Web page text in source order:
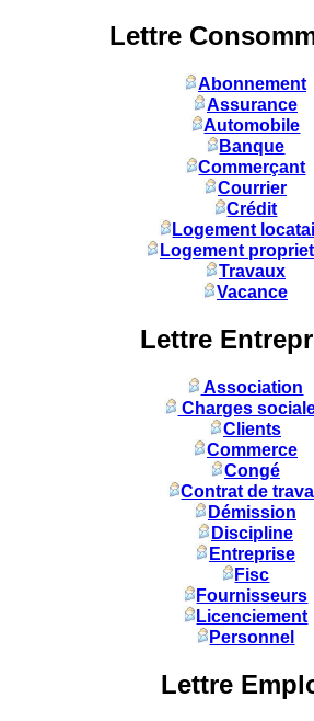
Lettre
Abonnement
Assurance
Automobile
Banque
Commerçant
Courrier
Crédit
Logement
Logement
Travaux
Vacance
Lettre
Association
Charges
Clients
Commerce
Congé
Contrat de
Démission
Discipline
Entreprise
Fisc
Fournisseurs
Licenciement
Personnel
Lettre